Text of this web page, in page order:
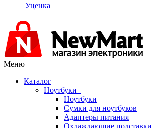
Уценка
Меню
Каталог
Ноутбуки
Ноутбуки
Сумки для ноутбуков
Адаптеры питания
Охлаждающие подставки